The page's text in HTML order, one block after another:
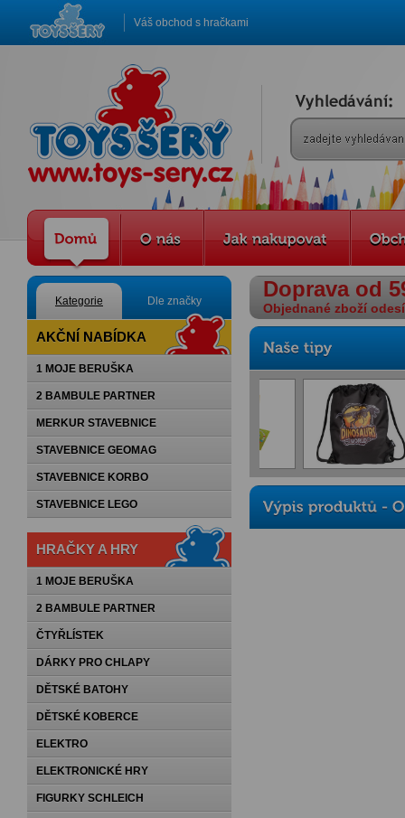
Váš obchod s hračkami
Kategorie Dle značky
AKČNÍ NABÍDKA
1 MOJE BERUŠKA
2 BAMBULE PARTNER
MERKUR STAVEBNICE
STAVEBNICE GEOMAG
STAVEBNICE KORBO
STAVEBNICE LEGO
HRAČKY A HRY
1 MOJE BERUŠKA
2 BAMBULE PARTNER
ČTYŘLÍSTEK
DÁRKY PRO CHLAPY
DĚTSKÉ BATOHY
DĚTSKÉ KOBERCE
ELEKTRO
ELEKTRONICKÉ HRY
FIGURKY SCHLEICH
Doprava od
Objednané zboží